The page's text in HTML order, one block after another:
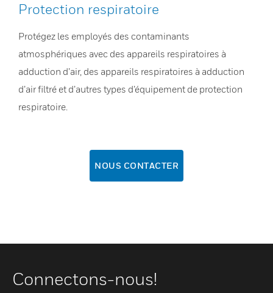
Protection respiratoire
Protégez les employés des contaminants
atmosphériques avec des appareils respiratoires à
adduction d’air, des appareils respiratoires à adduction
d’air filtré et d’autres types d’équipement de protection
respiratoire.
NOUS CONTACTER
Connectons-nous!